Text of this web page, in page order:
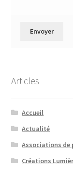
Articles
Accueil
Actualité
Associations de
Créations